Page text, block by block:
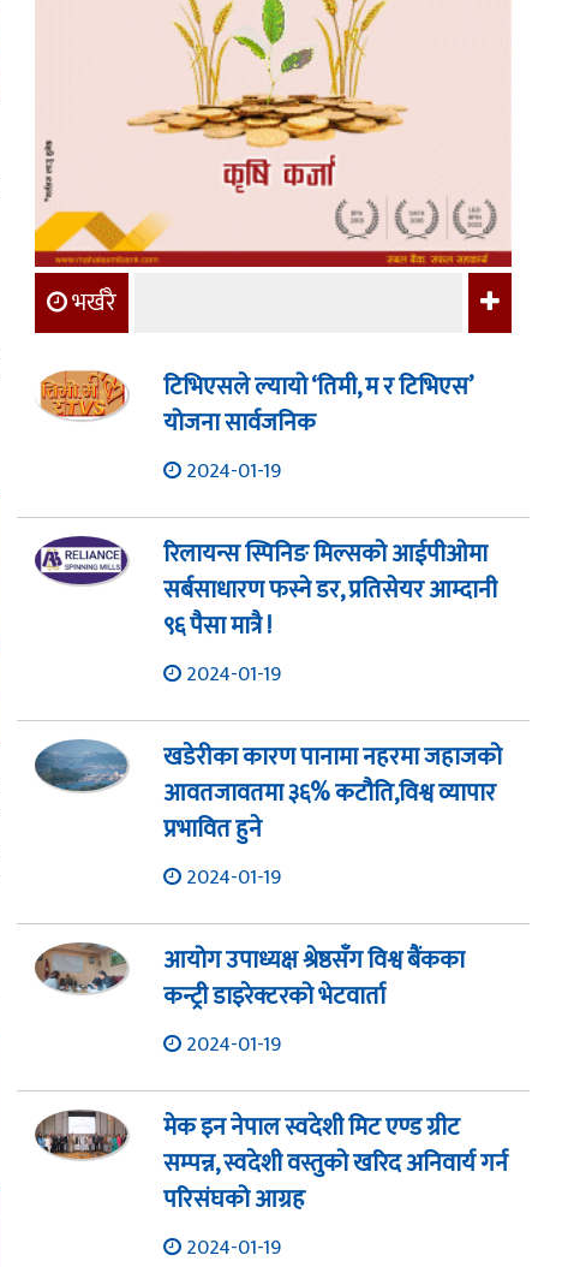
भर्खरै
टिभिएसले ल्यायो ‘तिमी, म र टिभिएस’
योजना सार्वजनिक
2024-01-19
रिलायन्स स्पिनिङ मिल्सको आईपीओमा
सर्बसाधारण फस्ने डर, प्रतिसेयर आम्दानी
९६ पैसा मात्रै !
2024-01-19
खडेरीका कारण पानामा नहरमा जहाजको
आवतजावतमा ३६% कटौति,विश्व व्यापार
प्रभावित हुने
2024-01-19
आयोग उपाध्यक्ष श्रेष्ठसँग विश्व बैंकका
कन्ट्री डाइरेक्टरको भेटवार्ता
2024-01-19
मेक इन नेपाल स्वदेशी मिट एण्ड ग्रीट
सम्पन्न, स्वदेशी वस्तुको खरिद अनिवार्य गर्न
परिसंघको आग्रह
2024-01-19